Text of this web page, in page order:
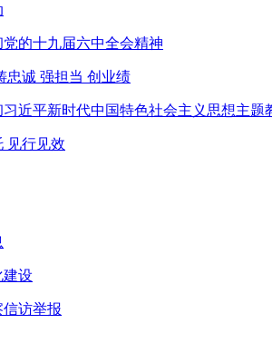
的十九届六中全会精神
忠诚 强担当 创业绩
习近平新时代中国特色社会主义思想主题
见行见效
建设
访举报